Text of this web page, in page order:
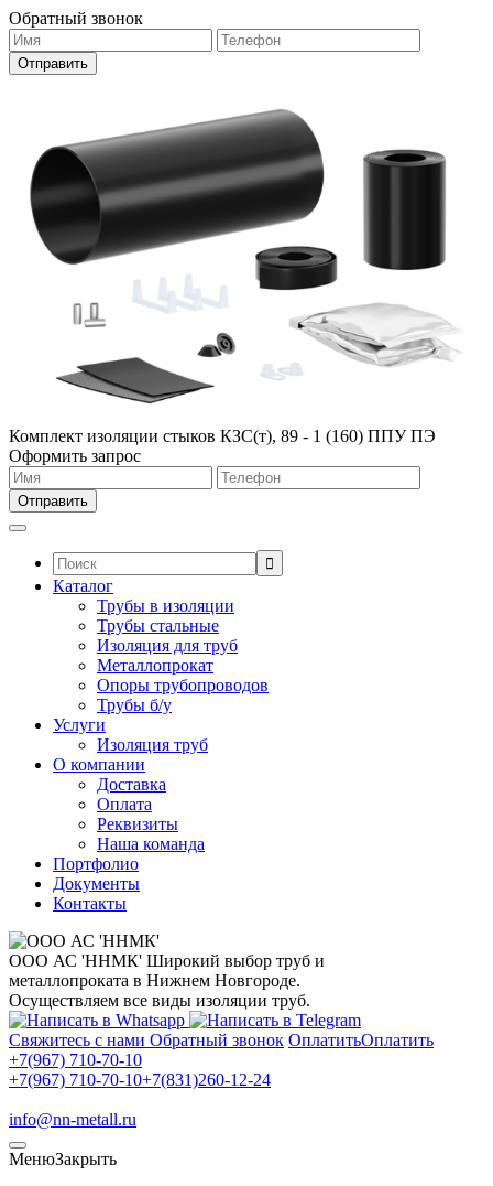
Обратный звонок
Комплект изоляции стыков КЗС(т), 89 - 1 (160) ППУ ПЭ
Оформить запрос
Поиск:
Каталог
Трубы в изоляции
Трубы стальные
Изоляция для труб
Металлопрокат
Опоры трубопроводов
Трубы б/у
Услуги
Изоляция труб
О компании
Доставка
Оплата
Реквизиты
Наша команда
Портфолио
Документы
Контакты
ООО АС 'ННМК' Широкий выбор труб и
металлопроката в Нижнем Новгороде.
Осуществляем все виды изоляции труб.
Свяжитесь с нами Обратный звонок ОплатитьОплатить
+7(967) 710-70-10
+7(967) 710-70-10+7(831)260-12-24
info@nn-metall.ru
МенюЗакрыть